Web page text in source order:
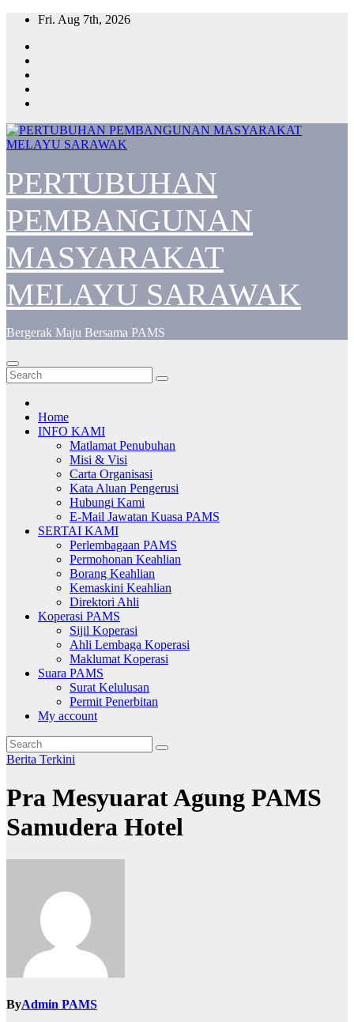
Skip
content
Fri. Aug 7th, 2026
PERTUBUHAN
PEMBANGUNAN
MASYARAKAT
MELAYU SARAWAK
Bergerak Maju Bersama PAMS
Home
INFO KAMI
Matlamat Penubuhan
Misi & Visi
Carta Organisasi
Kata Aluan Pengerusi
Hubungi Kami
E-Mail Jawatan Kuasa PAMS
SERTAI KAMI
Perlembagaan PAMS
Permohonan Keahlian
Borang Keahlian
Kemaskini Keahlian
Direktori Ahli
Koperasi PAMS
Sijil Koperasi
Ahli Lembaga Koperasi
Maklumat Koperasi
Suara PAMS
Surat Kelulusan
Permit Penerbitan
My account
Berita Terkini
Pra Mesyuarat Agung PAMS
Samudera Hotel
ByAdmin PAMS